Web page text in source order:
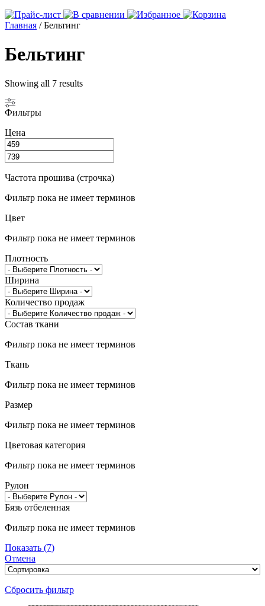
Главная / Бельтинг
Бельтинг
Showing all 7 results
Фильтры
Цена
Частота прошива (строчка)
Фильтр пока не имеет терминов
Цвет
Фильтр пока не имеет терминов
Плотность
Ширина
Количество продаж
Состав ткани
Фильтр пока не имеет терминов
Ткань
Фильтр пока не имеет терминов
Размер
Фильтр пока не имеет терминов
Цветовая категория
Фильтр пока не имеет терминов
Рулон
Бязь отбеленная
Фильтр пока не имеет терминов
Показать (7)
Отмена
Сбросить фильтр